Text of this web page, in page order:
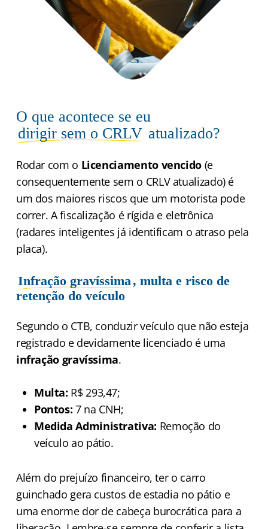
O que acontece se eu
dirigir sem o CRLV atualizado?
Rodar com o Licenciamento vencido (e
consequentemente sem o CRLV atualizado) é
um dos maiores riscos que um motorista pode
correr. A fiscalização é rígida e eletrônica
(radares inteligentes já identificam o atraso pela
placa).
Infração gravíssima, multa e risco de
retenção do veículo
Segundo o CTB, conduzir veículo que não esteja
registrado e devidamente licenciado é uma
infração gravíssima.
Multa: R$ 293,47;
Pontos: 7 na CNH;
Medida Administrativa: Remoção do
veículo ao pátio.
Além do prejuízo financeiro, ter o carro
guinchado gera custos de estadia no pátio e
uma enorme dor de cabeça burocrática para a